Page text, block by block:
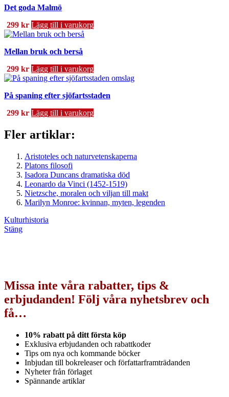
Det goda Malmö
299 kr Lägg till i varukorg
Mellan bruk och berså
299 kr Lägg till i varukorg
På spaning efter sjöfartsstaden
299 kr Lägg till i varukorg
Fler artiklar:
Aristoteles och naturvetenskaperna
Platons filosofi
Isadora Duncans dramatiska död
Leonardo da Vinci (1452-1519)
Nietzsche, moralen och viljan till makt
Marilyn Monroe: kvinnan, myten, legenden
Kulturhistoria
Stäng
Missa inte våra rabatter, tips &
erbjudanden! Följ våra nyhetsbrev och
få…
10% rabatt på ditt första köp
Exklusiva erbjudanden och rabattkoder
Tips om nya och kommande böcker
Inbjudan till bokreleaser och författarframträdanden
Nyheter från förlaget
Spännande artiklar